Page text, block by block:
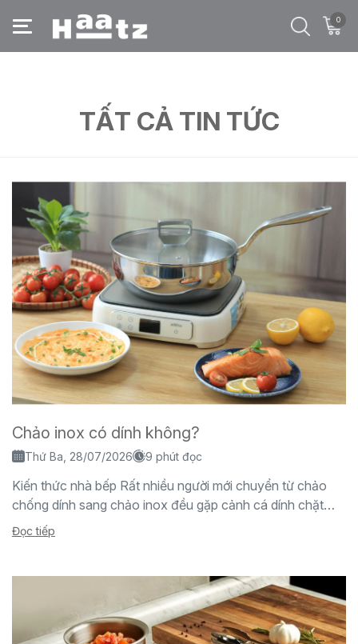
0
TẤT CẢ TIN TỨC
Chảo inox có dính không?
Thứ Ba, 28/07/2026 9 phút đọc
Kiến thức nhà bếp Rất nhiều người mới chuyển từ chảo
chống dính sang chảo inox đều gặp cảnh cá dính chặt
đáy chảo, trứng...
Đọc tiếp